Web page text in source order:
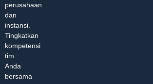
perusahaan
dan
instansi.
Tingkatkan
kompetensi
tim
Anda
bersama